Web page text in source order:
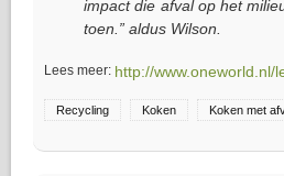
impact die afval op het
toen.” aldus Wilson.
Lees meer: http://
Recycling Koken Koken met